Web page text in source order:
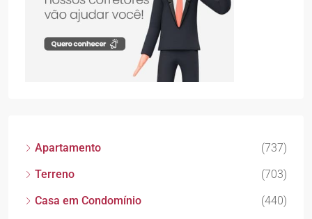
Apartamento
(737)
Terreno
(703)
Casa em Condomínio
(440)